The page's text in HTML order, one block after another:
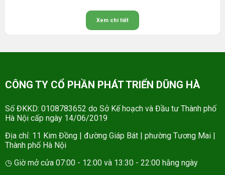
Xem chi tiết
CÔNG TY CỔ PHẦN PHÁT TRIỂN DŨNG HÀ
Số ĐKKD: 0108783652 do Sở Kế hoạch và Đầu tư Thành phố
Hà Nội cấp ngày 14/06/2019
Địa chỉ: 11 Kim Đồng | đường Giáp Bát | phường Tương Mai |
Thành phố Hà Nội
◷ Giờ mở cửa 07:00 - 12:00 và 13:30 - 22:00 hằng ngày